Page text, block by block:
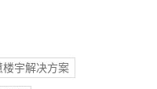
楼宇解决方案